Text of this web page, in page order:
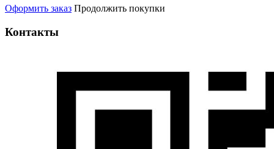
Оформить заказ Продолжить покупки
Контакты